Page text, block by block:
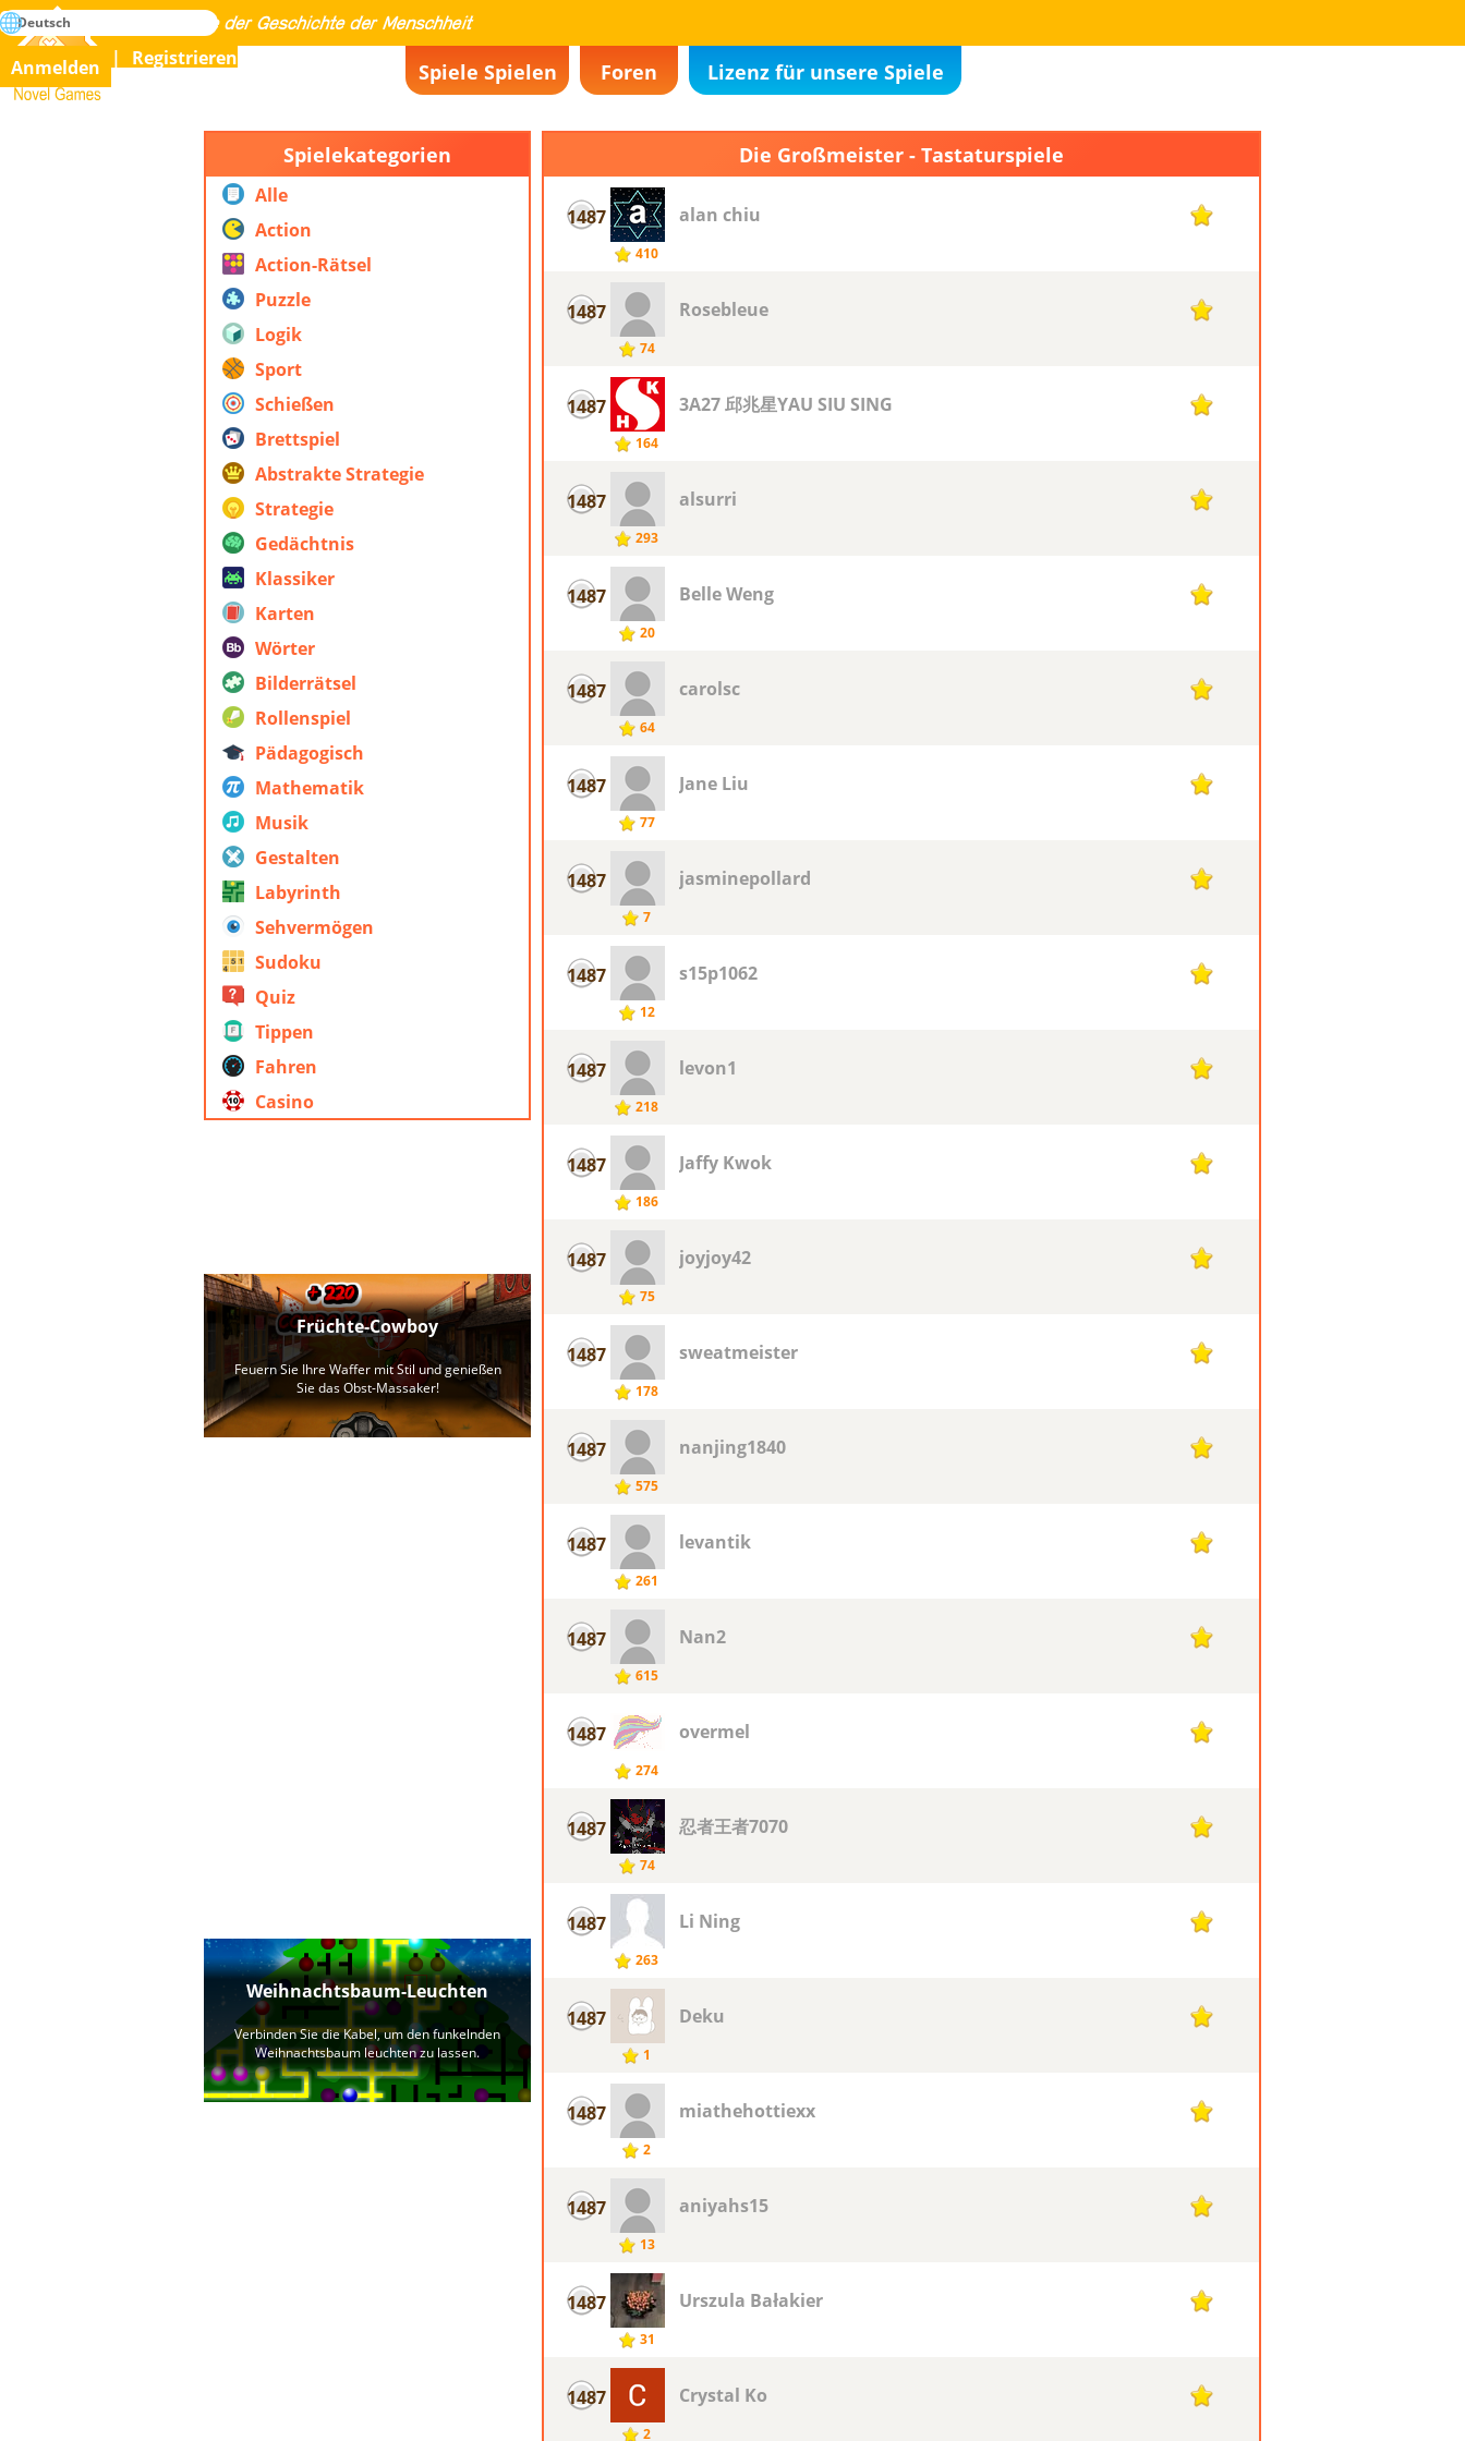
Novel Games
Meistern Sie alle Spiele der Geschichte der Menschheit
suche
Spiele Spielen Foren Lizenz für unsere Spiele
Anmelden Registrieren
Deutsch
Spielekategorien
Alle
Action
Action-Rätsel
Puzzle
Logik
Sport
Schießen
Brettspiel
Abstrakte Strategie
Strategie
Gedächtnis
Klassiker
Karten
Wörter
Bilderrätsel
Rollenspiel
Pädagogisch
Mathematik
Musik
Gestalten
Labyrinth
Sehvermögen
Sudoku
Quiz
Tippen
Fahren
Casino
Die Großmeister - Tastaturspiele
1487
410
alan chiu 1
1487
74
Rosebleue 1
1487
164
3A27 邱兆星YAU SIU SING 1
1487
293
alsurri 1
1487
20
Belle Weng 1
1487
64
carolsc 1
1487
77
Jane Liu 1
1487
7
jasminepollard 1
1487
12
s15p1062 1
1487
218
levon1 1
1487
186
Jaffy Kwok 1
1487
75
joyjoy42 1
1487
178
sweatmeister 1
1487
575
nanjing1840 1
1487
261
levantik 1
1487
615
Nan2 1
1487
274
overmel 1
1487
74
忍者王者7070 1
1487
263
Li Ning 1
1487
1
Deku 1
1487
2
miathehottiexx 1
1487
13
aniyahs15 1
1487
31
Urszula Bałakier 1
1487
2
Crystal Ko 1